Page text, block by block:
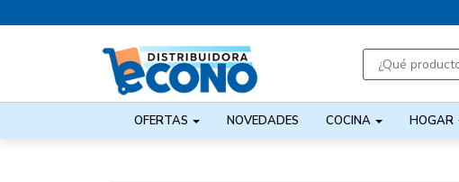
OFERTAS NOVEDADES COCINA HOGAR